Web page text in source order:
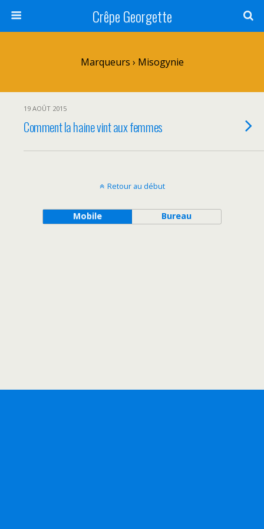
Crêpe Georgette
Marqueurs › Misogynie
19 AOÛT 2015
Comment la haine vint aux femmes
Retour au début
Mobile Bureau